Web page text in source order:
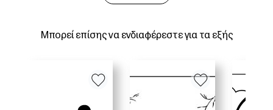
Μπορεί επίσης να ενδιαφέρεστε για τα εξής